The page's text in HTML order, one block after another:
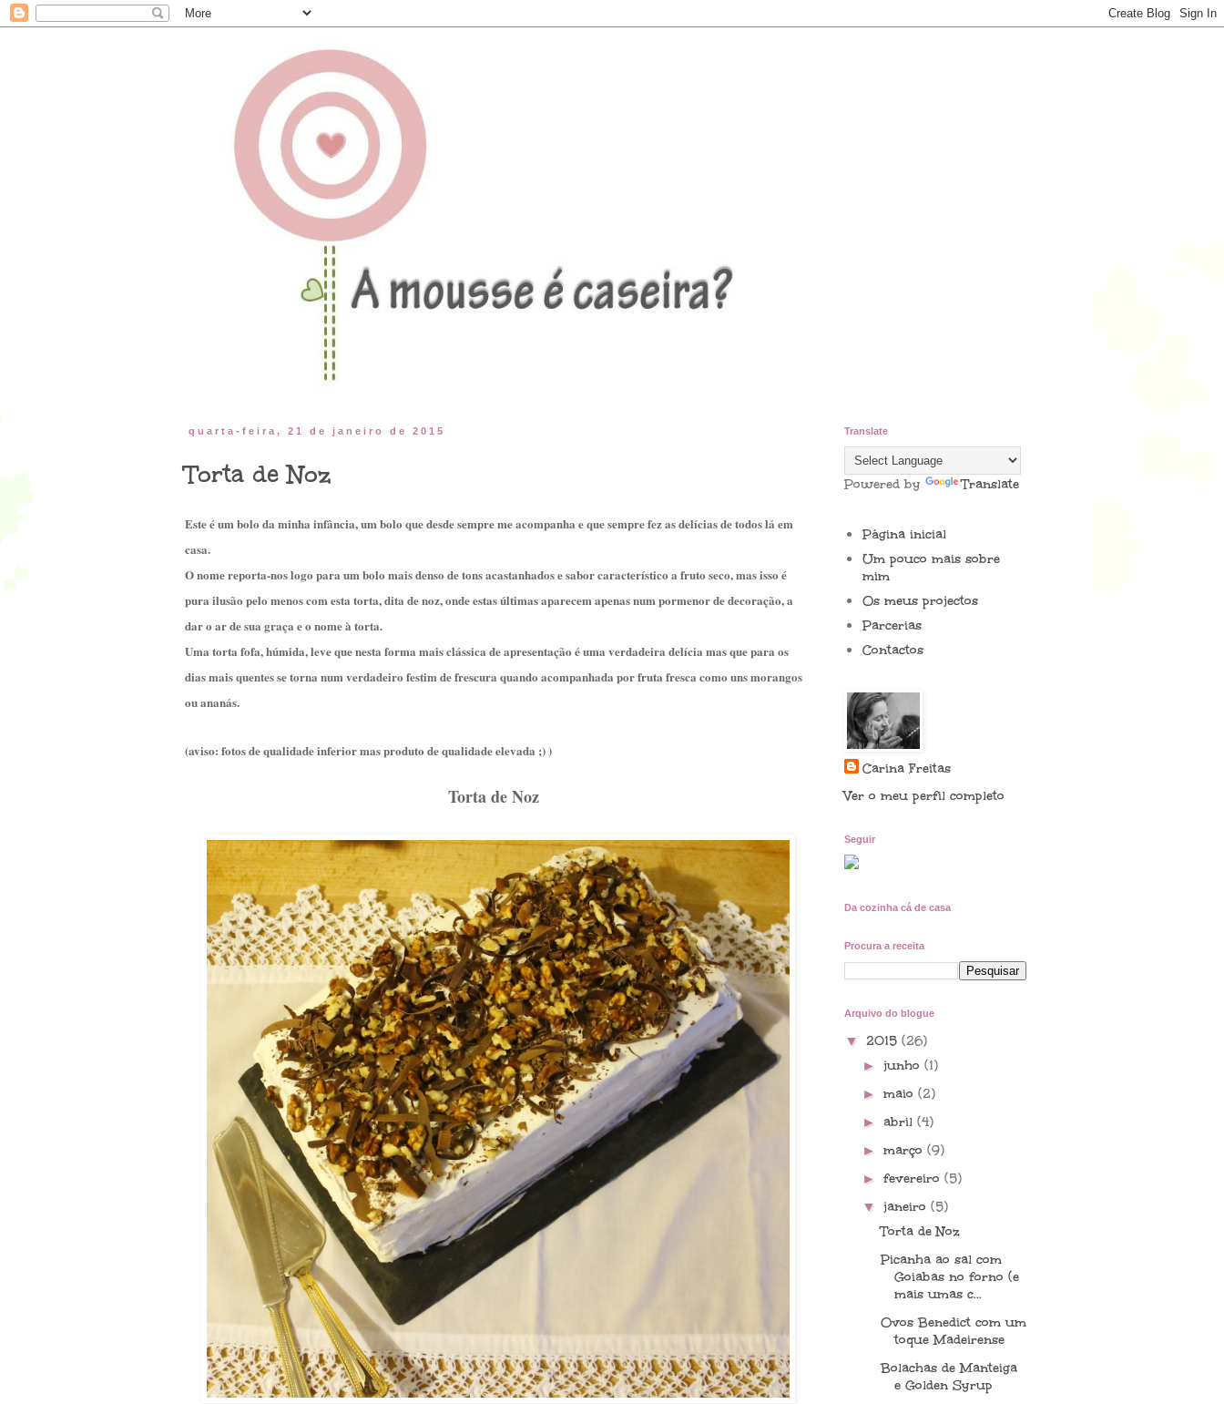
quarta-feira, 21 de janeiro de 2015
Torta de Noz
Este é um bolo da minha infância, um bolo que desde sempre me acompanha e que sempre fez as delícias de todos lá em
casa.
O nome reporta-nos logo para um bolo mais denso de tons acastanhados e sabor característico a fruto seco, mas isso é
pura ilusão pelo menos com esta torta, dita de noz, onde estas últimas aparecem apenas num pormenor de decoração, a
dar o ar de sua graça e o nome à torta.
Uma torta fofa, húmida, leve que nesta forma mais clássica de apresentação é uma verdadeira delícia mas que para os
dias mais quentes se torna num verdadeiro festim de frescura quando acompanhada por fruta fresca como uns morangos
ou ananás.
(aviso: fotos de qualidade inferior mas produto de qualidade elevada ;) )
Torta de Noz
Translate
Powered by Translate
Página inicial
Um pouco mais sobre
mim
Os meus projectos
Parcerias
Contactos
Carina Freitas
Ver o meu perfil completo
Seguir
Da cozinha cá de casa
Procura a receita
Arquivo do blogue
▼ 2015 (26)
►junho(1)
►maio(2)
► abril(4)
►março(9)
►fevereiro(5)
▼janeiro(5)
Torta de Noz
Picanha ao sal com
Goiabas no forno (e
mais umas c...
Ovos Benedict com um
toque Madeirense
Bolachas de Manteiga
e Golden Syrup